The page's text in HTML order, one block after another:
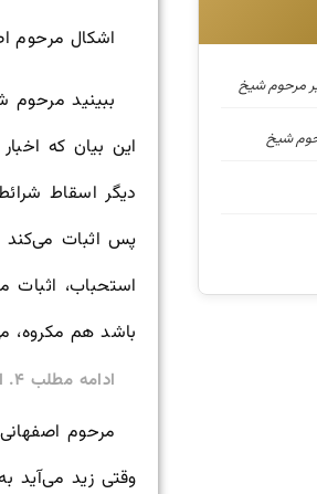
اشکال مرحوم
ببینید مرحوم
این بیان که
دیگر اسقاط
پس اثبات می‌کند
استحباب،
باشد هم مکروه،
ادامه مطلب ۴. اشکال اول بر مرحوم شیخ
مرحوم
وقتی زید می‌آید